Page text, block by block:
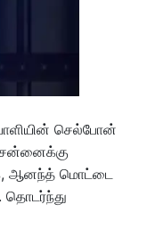
செல்போன்
ஆனந்த் மொட்டை
தொடர்ந்து